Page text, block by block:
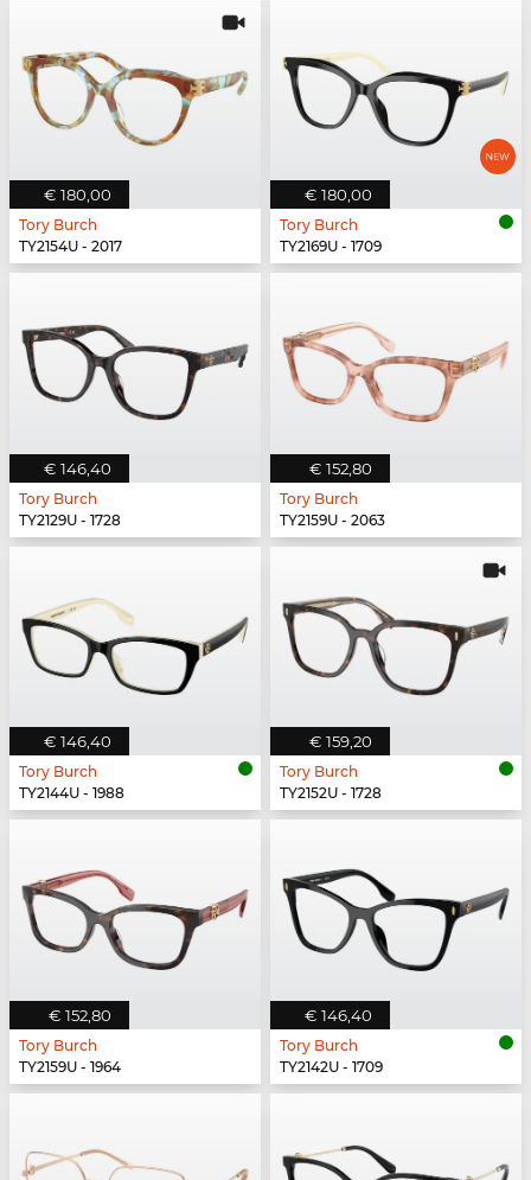
€ 180,00
Tory Burch
TY2154U - 2017
€ 180,00
Tory Burch
TY2169U - 1709
€ 146,40
Tory Burch
TY2129U - 1728
€ 152,80
Tory Burch
TY2159U - 2063
€ 146,40
Tory Burch
TY2144U - 1988
€ 159,20
Tory Burch
TY2152U - 1728
€ 152,80
Tory Burch
TY2159U - 1964
€ 146,40
Tory Burch
TY2142U - 1709